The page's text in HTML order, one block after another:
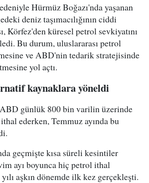
Hürmüz Boğazı'nda yaşanan
deniz taşımacılığının ciddi
Körfez'den küresel petrol sevkiyatını
Bu durum, uluslararası petrol
ve ABD'nin tedarik stratejisinde
yol açtı.
kaynaklara yöneldi
ABD günlük 800 bin varilin üzerinde
ederken, Temmuz ayında bu
geçmişte kısa süreli kesintiler
ayı boyunca hiç petrol ithal
aşkın dönemde ilk kez gerçekleşti.